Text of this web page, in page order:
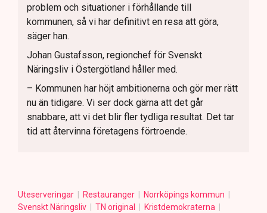
problem och situationer i förhållande till
kommunen, så vi har definitivt en resa att göra,
säger han.
Johan Gustafsson, regionchef för Svenskt
Näringsliv i Östergötland håller med.
– Kommunen har höjt ambitionerna och gör mer rätt
nu än tidigare. Vi ser dock gärna att det går
snabbare, att vi det blir fler tydliga resultat. Det tar
tid att återvinna företagens förtroende.
Uteserveringar Restauranger
Norrköpings kommun
Svenskt Näringsliv
TN original
Kristdemokraterna